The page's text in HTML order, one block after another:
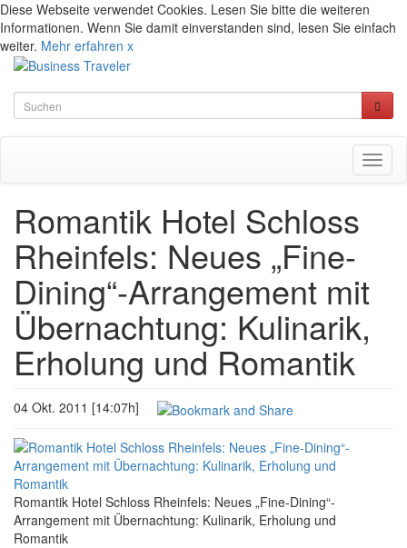
Diese Webseite verwendet Cookies. Lesen Sie bitte die weiteren
Informationen. Wenn Sie damit einverstanden sind, lesen Sie einfach
weiter. Mehr erfahren x
Romantik Hotel Schloss
Rheinfels: Neues „Fine-
Dining“-Arrangement mit
Übernachtung: Kulinarik,
Erholung und Romantik
04 Okt. 2011 [14:07h]
Romantik Hotel Schloss Rheinfels: Neues „Fine-Dining“-
Arrangement mit Übernachtung: Kulinarik, Erholung und
Romantik